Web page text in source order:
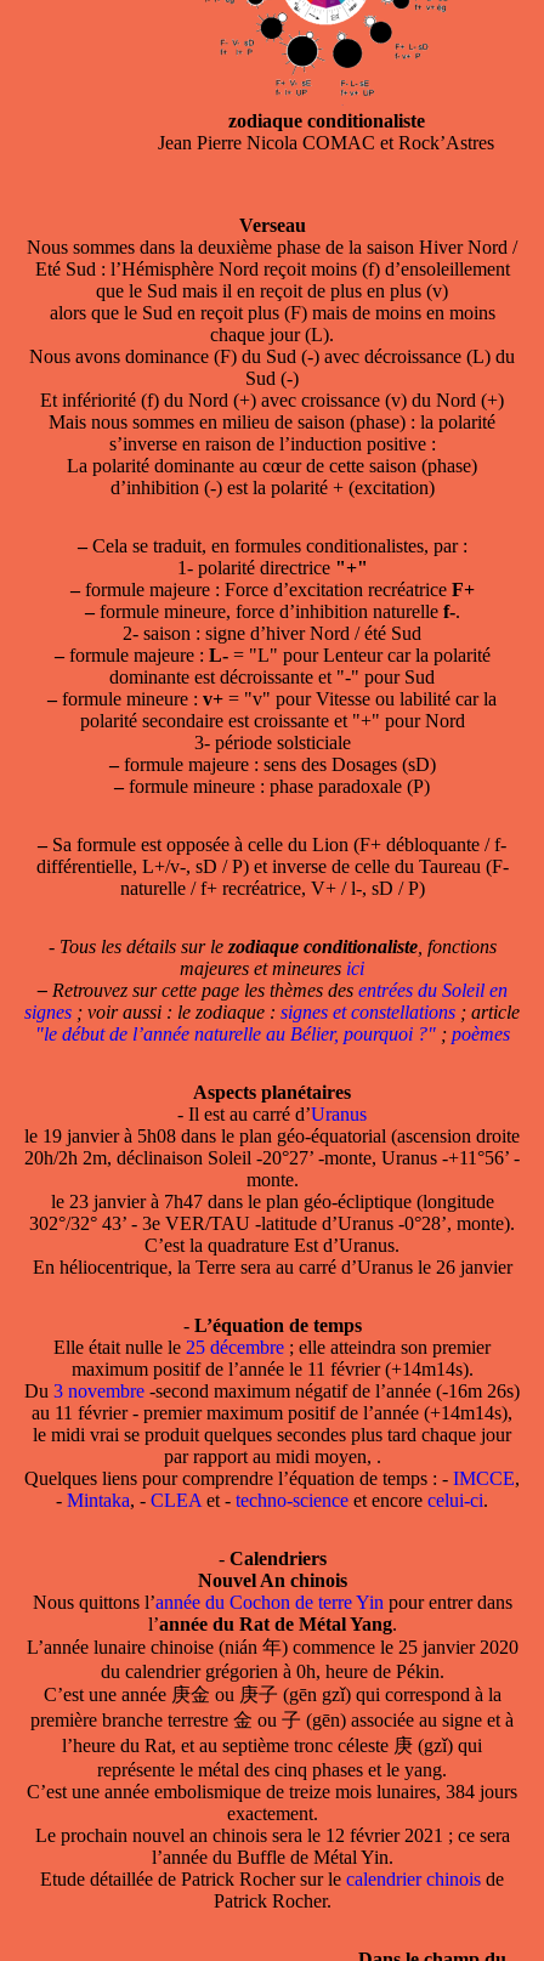
zodiaque conditionaliste
Jean Pierre Nicola COMAC et Rock’Astres
Verseau
Nous sommes dans la deuxième phase de la saison Hiver Nord /
Eté Sud : l’Hémisphère Nord reçoit moins (f) d’ensoleillement
que le Sud mais il en reçoit de plus en plus (v)
alors que le Sud en reçoit plus (F) mais de moins en moins
chaque jour (L).
Nous avons dominance (F) du Sud (-) avec décroissance (L) du
Sud (-)
Et infériorité (f) du Nord (+) avec croissance (v) du Nord (+)
Mais nous sommes en milieu de saison (phase) : la polarité
s’inverse en raison de l’induction positive :
La polarité dominante au cœur de cette saison (phase)
d’inhibition (-) est la polarité + (excitation)
–Cela se traduit, en formules conditionalistes, par :
1- polarité directrice "+"
–formule majeure : Force d’excitation recréatrice F+
–formule mineure, force d’inhibition naturelle f-.
2- saison : signe d’hiver Nord / été Sud
–formule majeure : L-= "L" pour Lenteur car la polarité
dominante est décroissante et "-" pour Sud
–formule mineure : v+ = "v" pour Vitesse ou labilité car la
polarité secondaire est croissante et "+" pour Nord
3- période solsticiale
–formule majeure : sens des Dosages (sD)
–formule mineure : phase paradoxale (P)
–Sa formule est opposée à celle du Lion (F+ débloquante / f-
différentielle, L+/v-, sD / P) et inverse de celle du Taureau (F-
naturelle / f+ recréatrice, V+ / l-, sD / P)
- Tous les détails sur le zodiaque conditionaliste, fonctions
majeures et mineures ici
–Retrouvez sur cette page les thèmes des entrées du Soleil en
signes ; voir aussi : le zodiaque : signes et constellations ; article
"le début de l’année naturelle au Bélier, pourquoi ?"; poèmes
Aspects planétaires
- Il est au carré d’Uranus
le 19 janvier à 5h08 dans le plan géo-équatorial (ascension droite
20h/2h 2m, déclinaison Soleil -20°27’ -monte, Uranus -+11°56’ -
monte.
le 23 janvier à 7h47 dans le plan géo-écliptique (longitude
302°/32° 43’ - 3e VER/TAU -latitude d’Uranus -0°28’, monte).
C’est la quadrature Est d’Uranus.
En héliocentrique, la Terre sera au carré d’Uranus le 26 janvier
- L’équation de temps
Elle était nulle le 25 décembre ; elle atteindra son premier
maximum positif de l’année le 11 février (+14m14s).
Du 3 novembre -second maximum négatif de l’année (-16m 26s)
au 11 février - premier maximum positif de l’année (+14m14s),
le midi vrai se produit quelques secondes plus tard chaque jour
par rapport au midi moyen, .
Quelques liens pour comprendre l’équation de temps : - IMCCE,
- Mintaka, - CLEA et - techno-science et encore celui-ci.
- Calendriers
Nouvel An chinois
Nous quittons l’année du Cochon de terre Yin pour entrer dans
l’année du Rat de Métal Yang.
L’année lunaire chinoise (nián 年) commence le 25 janvier 2020
du calendrier grégorien à 0h, heure de Pékin.
C’est une année 庚金 ou 庚子 (gēn gzǐ) qui correspond à la
première branche terrestre 金 ou 子 (gēn) associée au signe et à
l’heure du Rat, et au septième tronc céleste 庚 (gzǐ) qui
représente le métal des cinq phases et le yang.
C’est une année embolismique de treize mois lunaires, 384 jours
exactement.
Le prochain nouvel an chinois sera le 12 février 2021 ; ce sera
l’année du Buffle de Métal Yin.
Etude détaillée de Patrick Rocher sur le calendrier chinois de
Patrick Rocher.